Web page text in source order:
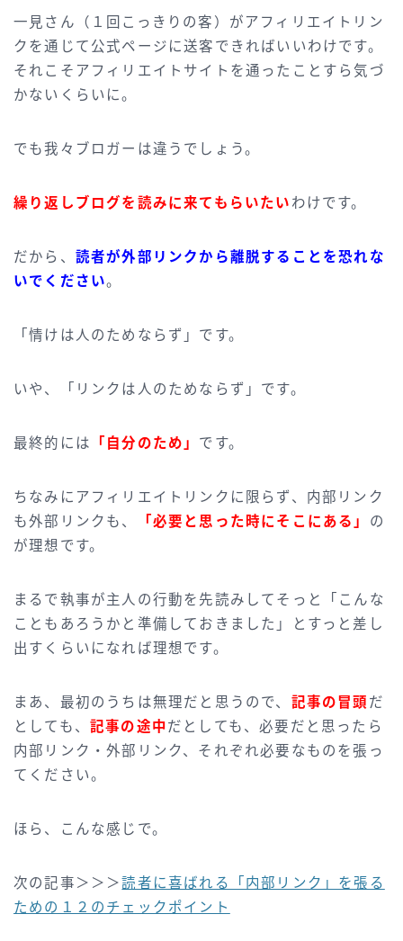
一見さん（１回こっきりの客）がアフィリエイトリン
クを通じて公式ページに送客できればいいわけです。
それこそアフィリエイトサイトを通ったことすら気づ
かないくらいに。
でも我々ブロガーは違うでしょう。
繰り返しブログを読みに来てもらいたい わけです。
だから、 読者が外部リンクから離脱することを恐れな
いでください。
「情けは人のためならず」です。
いや、「リンクは人のためならず」です。
最終的には 「自分のため」 です。
ちなみにアフィリエイトリンクに限らず、内部リンク
も外部リンクも、
「必要と思った時にそこにある」 の
が理想です。
まるで執事が主人の行動を先読みしてそっと「こんな
こともあろうかと準備しておきました」とすっと差し
出すくらいになれば理想です。
まあ、最初のうちは無理だと思うので、 記事の冒頭 だ
としても、 記事の途中だとしても、必要だと思ったら
内部リンク・外部リンク、それぞれ必要なものを張っ
てください。
ほら、こんな感じで。
次の記事＞＞＞読者に喜ばれる「内部リンク」を張る
ための１２のチェックポイント